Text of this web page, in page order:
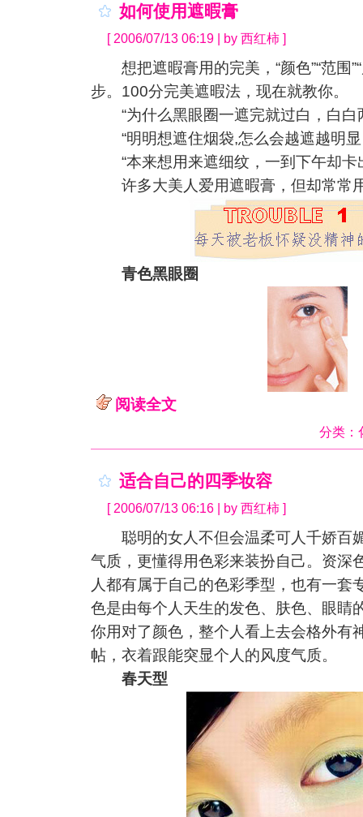
如何使用遮暇膏
[ 2006/07/13 06:19 | by 西红柿 ]
想把遮暇膏用的完美，“颜色”“范围
步。100分完美遮暇法，现在就教你。
“为什么黑眼圈一遮完就过白，白白
“明明想遮住烟袋,怎么会越遮越明显
“本来想用来遮细纹，一到下午却卡
许多大美人爱用遮暇膏，但却常
青色黑眼圈
阅读全文
分类：
适合自己的四季妆容
[ 2006/07/13 06:16 | by 西红柿 ]
聪明的女人不但会温柔可人千娇百
气质，更懂得用色彩来装扮自己。资深
人都有属于自己的色彩季型，也有一套
色是由每个人天生的发色、肤色、眼睛
你用对了颜色，整个人看上去会格外有
帖，衣着跟能突显个人的风度气质。
春天型